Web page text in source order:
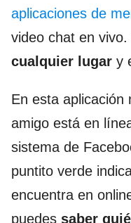
aplicaciones de
video chat en vivo.
cualquier lugar y
En esta aplicación
amigo está en
sistema de
puntito verde
encuentra en
puedes saber